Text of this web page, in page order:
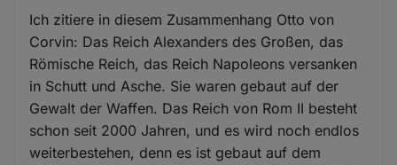
Ich zitiere in diesem Zusammenhang Otto von
Corvin: Das Reich Alexanders des Großen, das
Römische Reich, das Reich Napoleons versanken
in Schutt und Asche. Sie waren gebaut auf der
Gewalt der Waffen. Das Reich von Rom II besteht
schon seit 2000 Jahren, und es wird noch endlos
weiterbestehen, denn es ist gebaut auf dem